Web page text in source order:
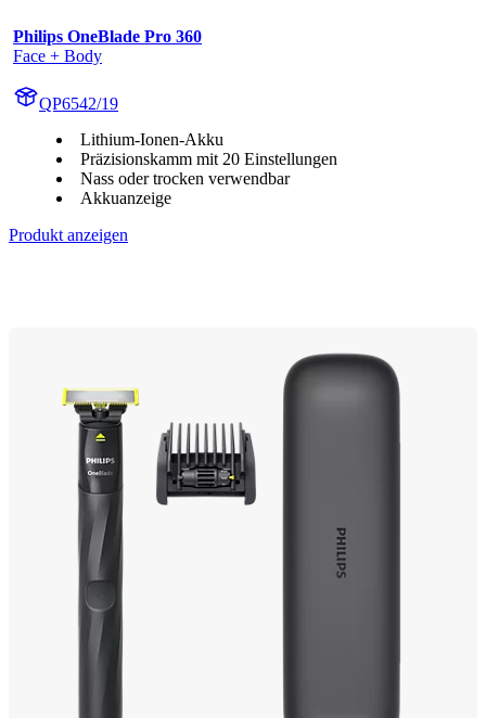
Philips OneBlade Pro 360
Face + Body
QP6542/19
Lithium-Ionen-Akku
Präzisionskamm mit 20 Einstellungen
Nass oder trocken verwendbar
Akkuanzeige
Produkt anzeigen